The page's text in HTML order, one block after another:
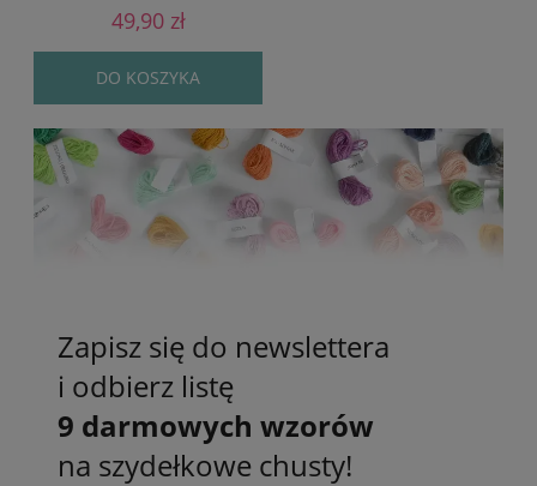
49,90 zł
DO KOSZYKA
Zapisz się do newslettera
i odbierz listę
9 darmowych wzorów
na szydełkowe chusty!